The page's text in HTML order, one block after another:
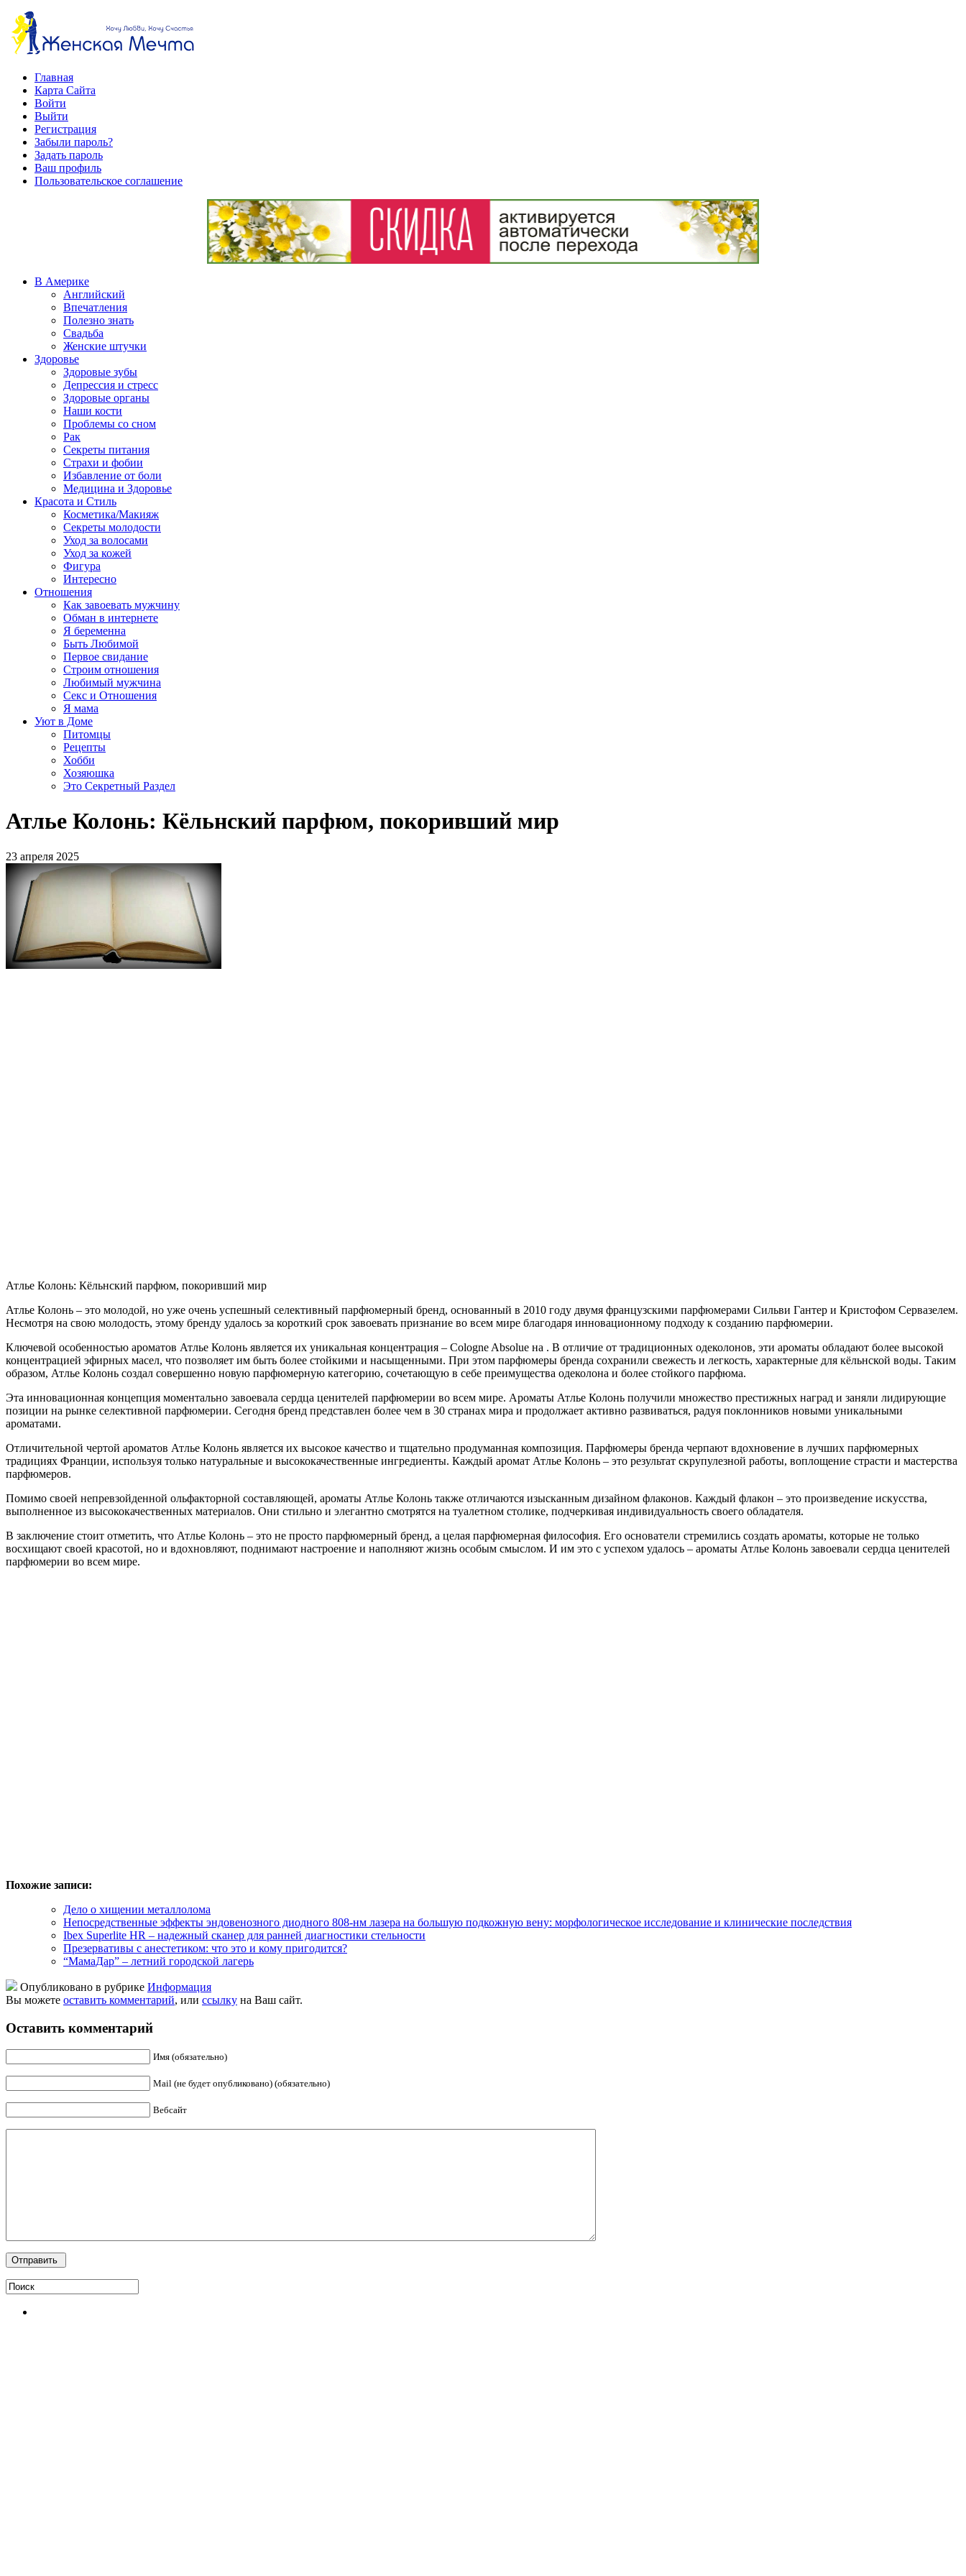
Главная
Карта Сайта
Войти
Выйти
Регистрация
Забыли пароль?
Задать пароль
Ваш профиль
Пользовательское соглашение
В Америке
Английский
Впечатления
Полезно знать
Свадьба
Женские штучки
Здоровье
Здоровые зубы
Депрессия и стресс
Здоровые органы
Наши кости
Проблемы со сном
Рак
Секреты питания
Страхи и фобии
Избавление от боли
Медицина и Здоровье
Красота и Стиль
Косметика/Макияж
Секреты молодости
Уход за волосами
Уход за кожей
Фигура
Интересно
Отношения
Как завоевать мужчину
Обман в интернете
Я беременна
Быть Любимой
Первое свидание
Строим отношения
Любимый мужчина
Секс и Отношения
Я мама
Уют в Доме
Питомцы
Рецепты
Хобби
Хозяюшка
Это Секретный Раздел
Атлье Колонь: Кёльнский парфюм, покоривший мир
23 апреля 2025
Атлье Колонь: Кёльнский парфюм, покоривший мир
Атлье Колонь – это молодой, но уже очень успешный селективный парфюмерный бренд, основанный в 2010 году двумя французскими парфюмерами Сильви Гантер и Кристофом Сервазелем.
Несмотря на свою молодость, этому бренду удалось за короткий срок завоевать признание во всем мире благодаря инновационному подходу к созданию парфюмерии.
Ключевой особенностью ароматов Атлье Колонь является их уникальная концентрация – Cologne Absolue на . В отличие от традиционных одеколонов, эти ароматы обладают более высокой
концентрацией эфирных масел, что позволяет им быть более стойкими и насыщенными. При этом парфюмеры бренда сохранили свежесть и легкость, характерные для кёльнской воды. Таким
образом, Атлье Колонь создал совершенно новую парфюмерную категорию, сочетающую в себе преимущества одеколона и более стойкого парфюма.
Эта инновационная концепция моментально завоевала сердца ценителей парфюмерии во всем мире. Ароматы Атлье Колонь получили множество престижных наград и заняли лидирующие
позиции на рынке селективной парфюмерии. Сегодня бренд представлен более чем в 30 странах мира и продолжает активно развиваться, радуя поклонников новыми уникальными
ароматами.
Отличительной чертой ароматов Атлье Колонь является их высокое качество и тщательно продуманная композиция. Парфюмеры бренда черпают вдохновение в лучших парфюмерных
традициях Франции, используя только натуральные и высококачественные ингредиенты. Каждый аромат Атлье Колонь – это результат скрупулезной работы, воплощение страсти и мастерства
парфюмеров.
Помимо своей непревзойденной ольфакторной составляющей, ароматы Атлье Колонь также отличаются изысканным дизайном флаконов. Каждый флакон – это произведение искусства,
выполненное из высококачественных материалов. Они стильно и элегантно смотрятся на туалетном столике, подчеркивая индивидуальность своего обладателя.
В заключение стоит отметить, что Атлье Колонь – это не просто парфюмерный бренд, а целая парфюмерная философия. Его основатели стремились создать ароматы, которые не только
восхищают своей красотой, но и вдохновляют, поднимают настроение и наполняют жизнь особым смыслом. И им это с успехом удалось – ароматы Атлье Колонь завоевали сердца ценителей
парфюмерии во всем мире.
Похожие записи:
Дело о хищении металлолома
Непосредственные эффекты эндовенозного диодного 808-нм лазера на большую подкожную вену: морфологическое исследование и клинические последствия
Ibex Superlite HR – надежный сканер для ранней диагностики стельности
Презервативы с анестетиком: что это и кому пригодится?
“МамаДар” – летний городской лагерь
Опубликовано в рубрике Информация
Вы можете оставить комментарий, или ссылку на Ваш сайт.
Оставить комментарий
Имя (обязательно)
Mail (не будет опубликовано) (обязательно)
Вебсайт